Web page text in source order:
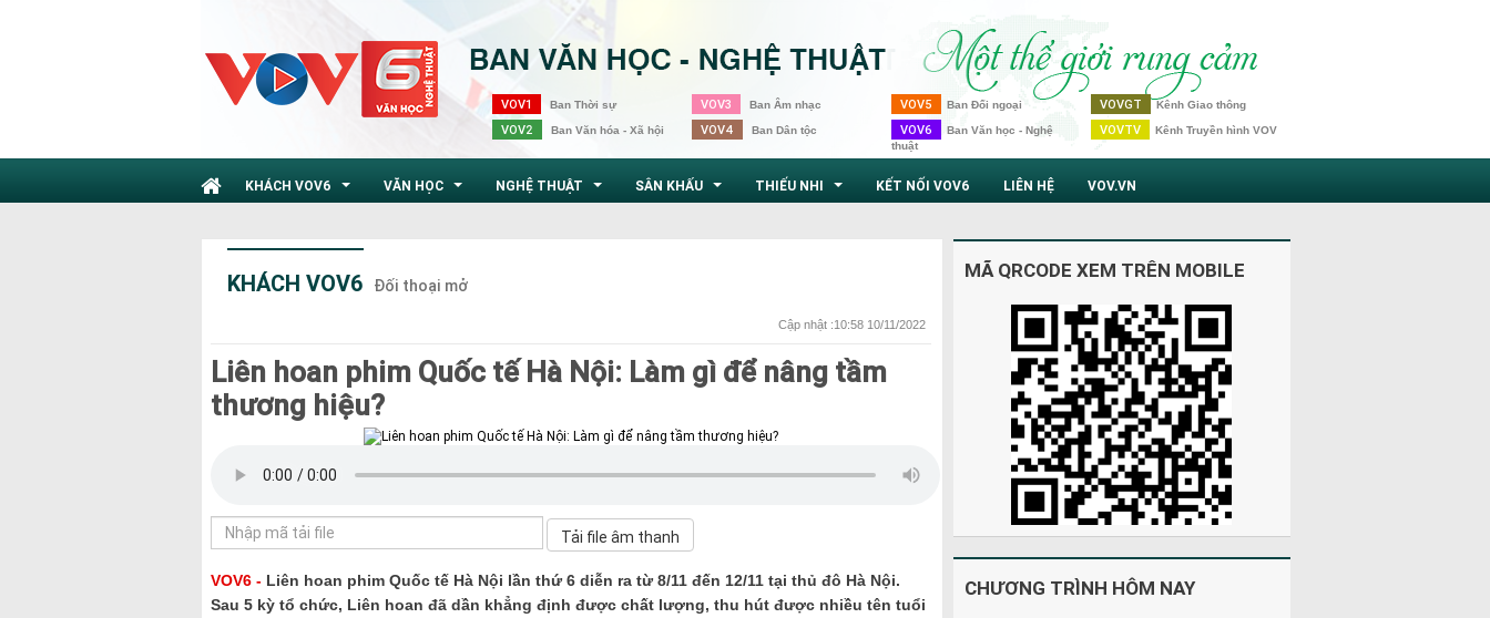
VOV1 Ban Thời sự
VOV2 Ban Văn hóa - Xã hội
VOV3 Ban Âm nhạc
VOV4 Ban Dân tộc
VOV5 Ban Đối ngoại
VOV6 Ban Văn học - Nghệ
thuật
VOVGT Kênh Giao thông
VOVTV Kênh Truyền hình VOV
KHÁCH VOV6 VĂN HỌC NGHỆ THUẬT SÂN KHẤU THIẾU NHI KẾT NỐI VOV6 LIÊN HỆ VOV.VN
KHÁCH VOV6 Đối thoại mở
Cập nhật :10:58 10/11/2022
Liên hoan phim Quốc tế Hà Nội: Làm gì để nâng tầm
thương hiệu?
VOV6 - Liên hoan phim Quốc tế Hà Nội lần thứ 6 diễn ra từ 8/11 đến 12/11 tại thủ đô Hà Nội.
Sau 5 kỳ tổ chức, Liên hoan đã dần khẳng định được chất lượng, thu hút được nhiều tên tuổi
MÃ QRCODE XEM TRÊN MOBILE
CHƯƠNG TRÌNH HÔM NAY